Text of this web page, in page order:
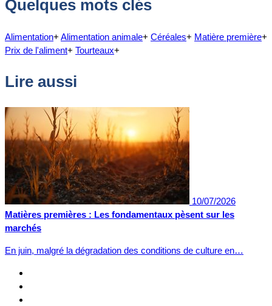
Quelques mots clés
Alimentation+ Alimentation animale+ Céréales+ Matière première+
Prix de l'aliment+ Tourteaux+
Lire aussi
10/07/2026
Matières premières : Les fondamentaux pèsent sur les
marchés
En juin, malgré la dégradation des conditions de culture en…